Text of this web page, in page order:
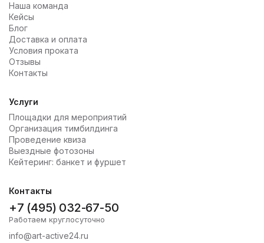
Наша команда
Кейсы
Блог
Доставка и оплата
Условия проката
Отзывы
Контакты
Услуги
Площадки для мероприятий
Организация тимбилдинга
Проведение квиза
Выездные фотозоны
Кейтеринг: банкет и фуршет
Контакты
+7 (495) 032-67-50
Работаем круглосуточно
info@art-active24.ru